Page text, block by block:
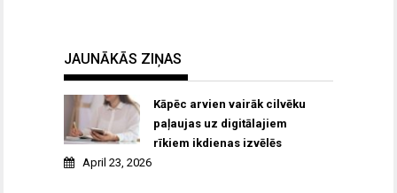
JAUNĀKĀS ZIŅAS
Kāpēc arvien vairāk cilvēku
paļaujas uz digitālajiem
rīkiem ikdienas izvēlēs
April 23, 2026